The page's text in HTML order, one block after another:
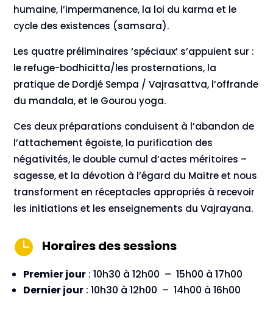
humaine, l’impermanence, la loi du karma et le
cycle des existences (samsara).
Les quatre préliminaires ‘spéciaux’ s’appuient sur :
le refuge-bodhicitta/les prosternations, la
pratique de Dordjé Sempa / Vajrasattva, l’offrande
du mandala, et le Gourou yoga.
Ces deux préparations conduisent à l’abandon de
l’attachement égoïste, la purification des
négativités, le double cumul d’actes méritoires –
sagesse, et la dévotion à l’égard du Maitre et nous
transforment en réceptacles appropriés à recevoir
les initiations et les enseignements du Vajrayana.
 Horaires des sessions
Premier jour: 10h30 à 12h00 – 15h00 à 17h00
Dernier jour: 10h30 à 12h00 – 14h00 à 16h00